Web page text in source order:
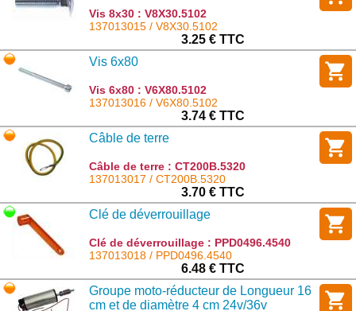
Vis 8x30 : V8X30.5102
137013015 / V8X30.5102
3.25 € TTC
Vis 6x80
Vis 6x80 : V6X80.5102
137013016 / V6X80.5102
3.74 € TTC
Câble de terre
Câble de terre : CT200B.5320
137013017 / CT200B.5320
3.70 € TTC
Clé de déverrouillage
Clé de déverrouillage : PPD0496.4540
137013018 / PPD0496.4540
6.48 € TTC
Groupe moto-réducteur de Longueur 16
cm et de diamètre 4 cm 24v/36v